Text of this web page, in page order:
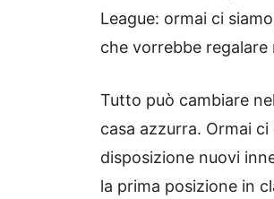
League: ormai ci
che vorrebbe
Tutto può cambiare
casa azzurra. Ormai
disposizione nuovi
la prima posizione in